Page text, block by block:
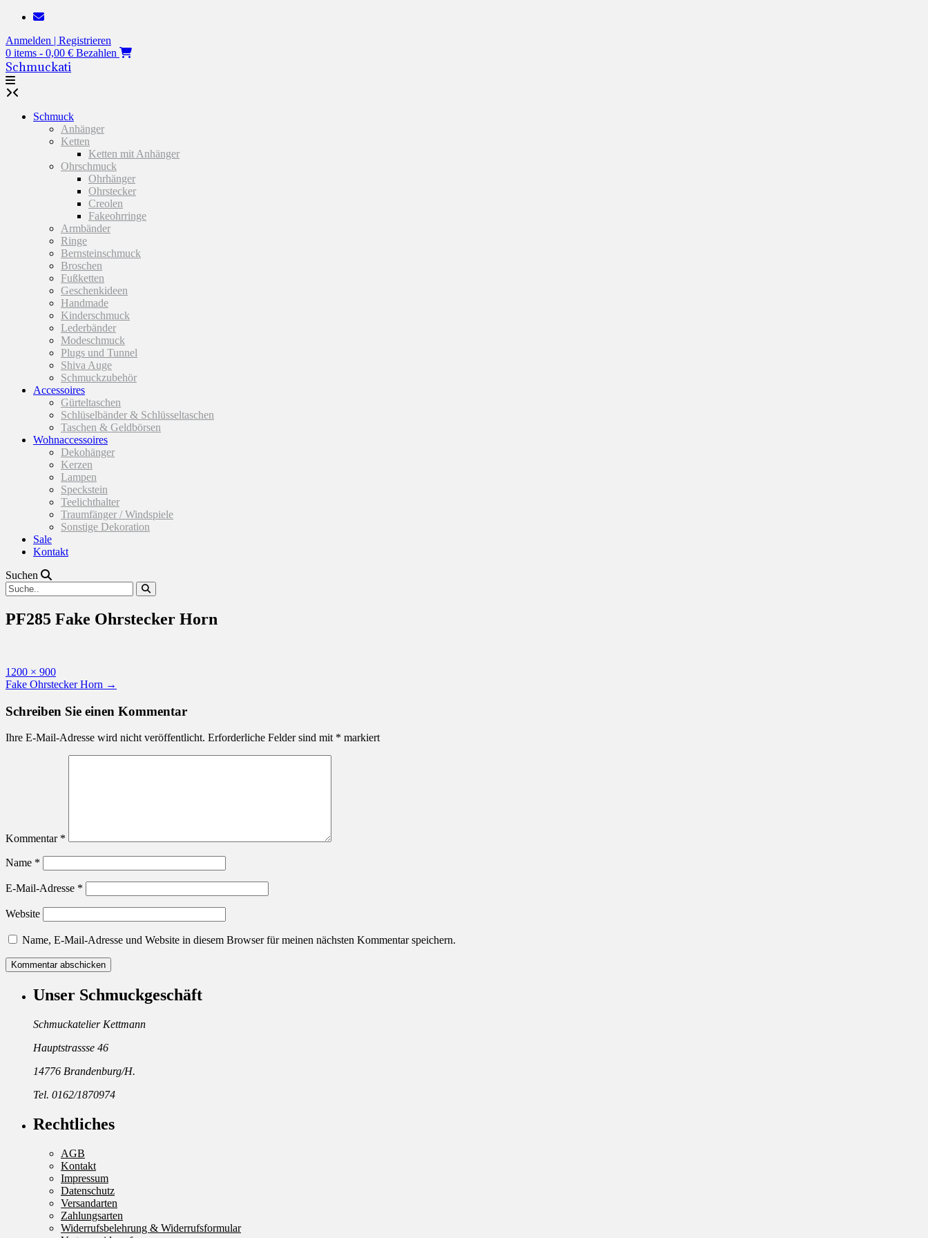
Zum
springen
Anmelden | Registrieren
0 items - 0,00 € Bezahlen
Schmuckati
Schmuck
Anhänger
Ketten
Ketten mit Anhänger
Ohrschmuck
Ohrhänger
Ohrstecker
Creolen
Fakeohrringe
Armbänder
Ringe
Bernsteinschmuck
Broschen
Fußketten
Geschenkideen
Handmade
Kinderschmuck
Lederbänder
Modeschmuck
Plugs und Tunnel
Shiva Auge
Schmuckzubehör
Accessoires
Gürteltaschen
Schlüselbänder & Schlüsseltaschen
Taschen & Geldbörsen
Wohnaccessoires
Dekohänger
Kerzen
Lampen
Speckstein
Teelichthalter
Traumfänger / Windspiele
Sonstige Dekoration
Sale
Kontakt
Suchen
PF285 Fake Ohrstecker Horn
Originalgröße
1200 × 900
Beitragsnavigation
Fake Ohrstecker Horn →
Schreiben Sie einen Kommentar
Ihre E-Mail-Adresse wird nicht veröffentlicht. Erforderliche Felder sind mit * markiert
Kommentar *
Name *
E-Mail-Adresse *
Website
Name, E-Mail-Adresse und Website in diesem Browser für meinen nächsten Kommentar speichern.
Unser Schmuckgeschäft
Schmuckatelier Kettmann
Hauptstrassse 46
14776 Brandenburg/H.
Tel. 0162/1870974
Rechtliches
AGB
Kontakt
Impressum
Datenschutz
Versandarten
Zahlungsarten
Widerrufsbelehrung & Widerrufsformular